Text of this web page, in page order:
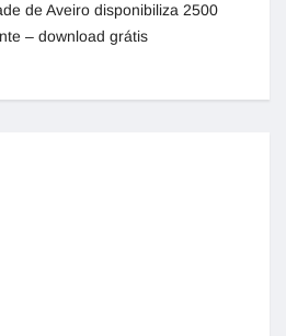
de Aveiro disponibiliza 2500
– download grátis